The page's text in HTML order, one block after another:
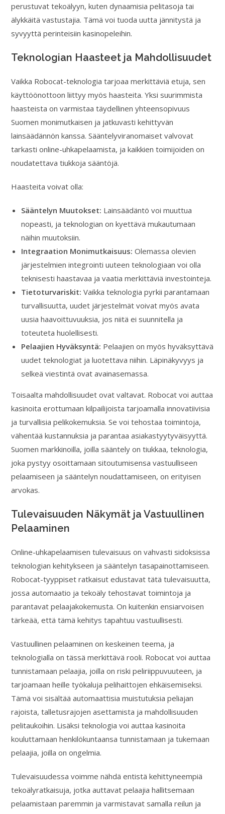
perustuvat tekoälyyn, kuten dynaamisia pelitasoja tai
älykkäitä vastustajia. Tämä voi tuoda uutta jännitystä ja
syvyyttä perinteisiin kasinopeleihin.
Teknologian Haasteet ja Mahdollisuudet
Vaikka Robocat-teknologia tarjoaa merkittäviä etuja, sen
käyttöönottoon liittyy myös haasteita. Yksi suurimmista
haasteista on varmistaa täydellinen yhteensopivuus
Suomen monimutkaisen ja jatkuvasti kehittyvän
lainsäädännön kanssa. Sääntelyviranomaiset valvovat
tarkasti online-uhkapelaamista, ja kaikkien toimijoiden on
noudatettava tiukkoja sääntöjä.
Haasteita voivat olla:
Sääntelyn Muutokset: Lainsäädäntö voi muuttua
nopeasti, ja teknologian on kyettävä mukautumaan
näihin muutoksiin.
Integraation Monimutkaisuus: Olemassa olevien
järjestelmien integrointi uuteen teknologiaan voi olla
teknisesti haastavaa ja vaatia merkittäviä investointeja.
Tietoturvariskit: Vaikka teknologia pyrkii parantamaan
turvallisuutta, uudet järjestelmät voivat myös avata
uusia haavoittuvuuksia, jos niitä ei suunnitella ja
toteuteta huolellisesti.
Pelaajien Hyväksyntä: Pelaajien on myös hyväksyttävä
uudet teknologiat ja luotettava niihin. Läpinäkyvyys ja
selkeä viestintä ovat avainasemassa.
Toisaalta mahdollisuudet ovat valtavat. Robocat voi auttaa
kasinoita erottumaan kilpailijoista tarjoamalla innovatiivisia
ja turvallisia pelikokemuksia. Se voi tehostaa toimintoja,
vähentää kustannuksia ja parantaa asiakastyytyväisyyttä.
Suomen markkinoilla, joilla sääntely on tiukkaa, teknologia,
joka pystyy osoittamaan sitoutumisensa vastuulliseen
pelaamiseen ja sääntelyn noudattamiseen, on erityisen
arvokas.
Tulevaisuuden Näkymät ja Vastuullinen
Pelaaminen
Online-uhkapelaamisen tulevaisuus on vahvasti sidoksissa
teknologian kehitykseen ja sääntelyn tasapainottamiseen.
Robocat-tyyppiset ratkaisut edustavat tätä tulevaisuutta,
jossa automaatio ja tekoäly tehostavat toimintoja ja
parantavat pelaajakokemusta. On kuitenkin ensiarvoisen
tärkeää, että tämä kehitys tapahtuu vastuullisesti.
Vastuullinen pelaaminen on keskeinen teema, ja
teknologialla on tässä merkittävä rooli. Robocat voi auttaa
tunnistamaan pelaajia, joilla on riski peliriippuvuuteen, ja
tarjoamaan heille työkaluja pelihaittojen ehkäisemiseksi.
Tämä voi sisältää automaattisia muistutuksia peliajan
rajoista, talletusrajojen asettamista ja mahdollisuuden
pelitaukoihin. Lisäksi teknologia voi auttaa kasinoita
kouluttamaan henkilökuntaansa tunnistamaan ja tukemaan
pelaajia, joilla on ongelmia.
Tulevaisuudessa voimme nähdä entistä kehittyneempiä
tekoälyratkaisuja, jotka auttavat pelaajia hallitsemaan
pelaamistaan paremmin ja varmistavat samalla reilun ja